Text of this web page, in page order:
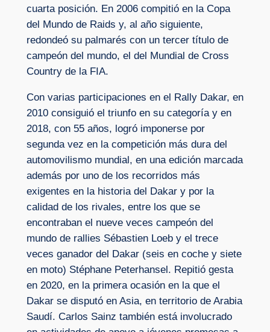
cuarta posición. En 2006 compitió en la Copa
del Mundo de Raids y, al año siguiente,
redondeó su palmarés con un tercer título de
campeón del mundo, el del Mundial de Cross
Country de la FIA.
Con varias participaciones en el Rally Dakar, en
2010 consiguió el triunfo en su categoría y en
2018, con 55 años, logró imponerse por
segunda vez en la competición más dura del
automovilismo mundial, en una edición marcada
además por uno de los recorridos más
exigentes en la historia del Dakar y por la
calidad de los rivales, entre los que se
encontraban el nueve veces campeón del
mundo de rallies Sébastien Loeb y el trece
veces ganador del Dakar (seis en coche y siete
en moto) Stéphane Peterhansel. Repitió gesta
en 2020, en la primera ocasión en la que el
Dakar se disputó en Asia, en territorio de Arabia
Saudí. Carlos Sainz también está involucrado